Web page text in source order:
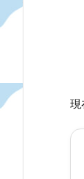
現